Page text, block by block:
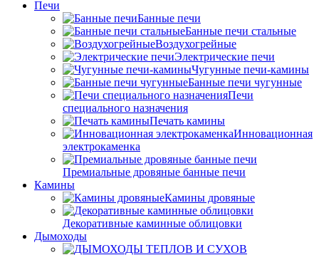
Печи
Банные печи
Банные печи стальные
Воздухогрейные
Электрические печи
Чугунные печи-камины
Банные печи чугунные
Печи
специального назначения
Печать камины
Инновационная
электрокаменка
Премиальные дровяные банные печи
Камины
Камины дровяные
Декоративные каминные облицовки
Дымоходы